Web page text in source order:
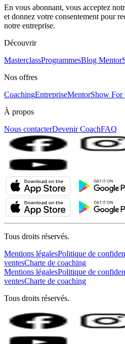
En vous abonnant, vous acceptez
et donnez votre consentement pour
notre entreprise.
Découvrir
MasterclassProgrammesBlog
Nos offres
CoachingEntrepriseMentorShow For
À propos
Nous contacterDevenir CoachFAQ
Tous droits réservés.
Mentions légalesPolitique de
ventesCharte de coaching
Mentions légalesPolitique de
ventesCharte de coaching
Tous droits réservés.